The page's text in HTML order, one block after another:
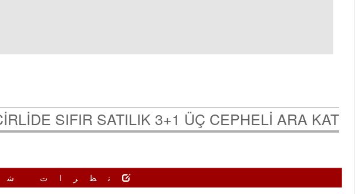
SIFIR SATILIK 3+1 ÜÇ CEPHELİ ARA KAT /
نظرات